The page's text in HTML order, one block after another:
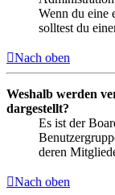
Wenn du eine
solltest du
Nach oben
Weshalb werden
dargestellt?
Es ist der
deren
Nach oben